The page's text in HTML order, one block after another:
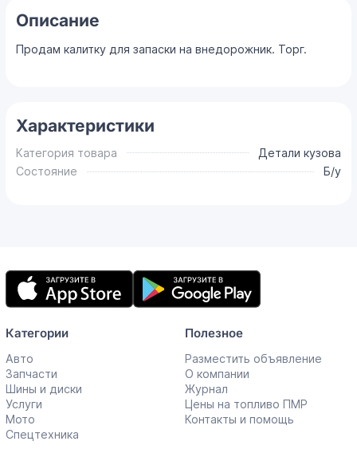
Описание
Продам калитку для запаски на внедорожник. Торг.
Характеристики
Категория товара
Детали кузова
Состояние
Б/у
Мобильное
приложение
Категории
Авто
Запчасти
Шины и диски
Услуги
Мото
Спецтехника
Полезное
Разместить объявление
О компании
Журнал
Цены на топливо ПМР
Контакты и помощь